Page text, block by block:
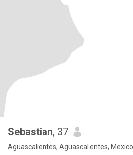
Sebastian, 37
Aguascalientes, Aguascalientes, Mexico